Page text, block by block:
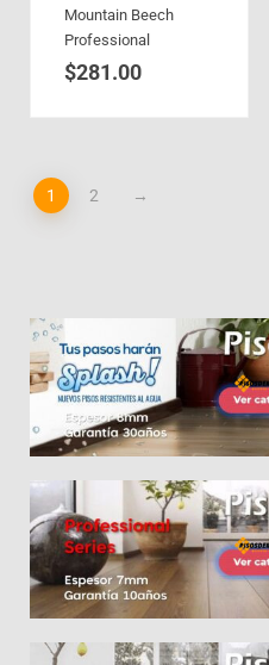
Mountain Beech
Professional
$281.00
1 2 →